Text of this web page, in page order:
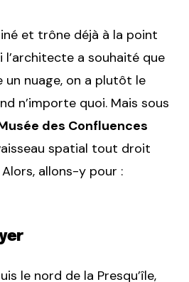
et trône déjà à la point
l’architecte a souhaité que
nuage, on a plutôt le
n’importe quoi. Mais sous
des Confluences
spatial tout droit
allons-y pour :
le nord de la Presqu’île,